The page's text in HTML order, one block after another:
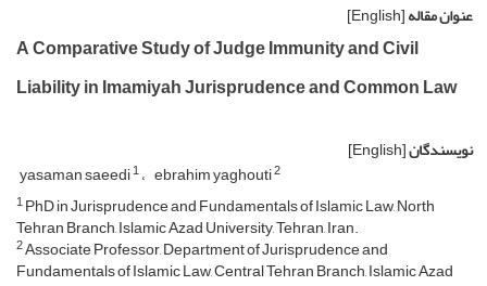
عنوان مقاله[English]
A Comparative Study of Judge Immunity and Civil
Liability in Imamiyah Jurisprudence and Common Law
نویسندگان[English]
yasaman saeedi1 ebrahim yaghouti2
1PhD in Jurisprudence and Fundamentals of Islamic Law, North
Tehran Branch, Islamic Azad University, Tehran, Iran.
2Associate Professor, Department of Jurisprudence and
Fundamentals of Islamic Law, Central Tehran Branch, Islamic Azad